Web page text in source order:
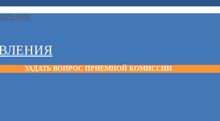
ЗАДАТЬ ВОПРОС ПРИЕМНОЙ КОМИССИИ